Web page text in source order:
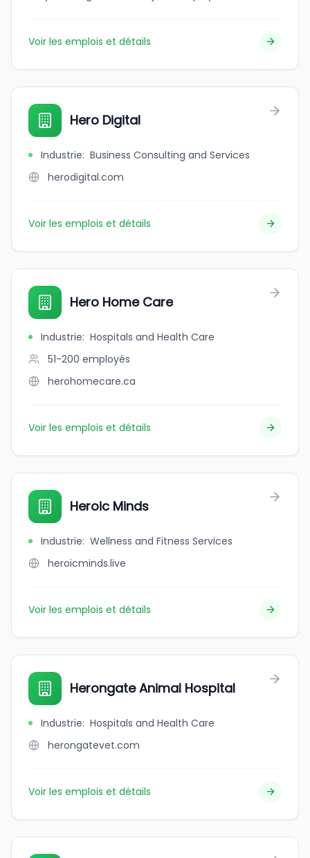
Voir les emplois et détails
Hero Digital
Industrie: Business Consulting and Services
herodigital.com
Voir les emplois et détails
Hero Home Care
Industrie: Hospitals and Health Care
51-200 employés
herohomecare.ca
Voir les emplois et détails
Heroic Minds
Industrie: Wellness and Fitness Services
heroicminds.live
Voir les emplois et détails
Herongate Animal Hospital
Industrie: Hospitals and Health Care
herongatevet.com
Voir les emplois et détails